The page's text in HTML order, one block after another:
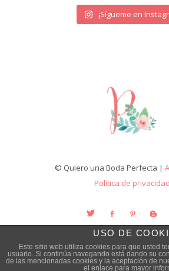
¡Sígueme en
© Quiero una Boda Perfecta |
Política de privacidad
USO DE
Este sitio web utiliza cookies para que usted
usuario. Si continúa navegando está dando su
de las mencionadas cookies y la aceptación de
el enlace para mayor